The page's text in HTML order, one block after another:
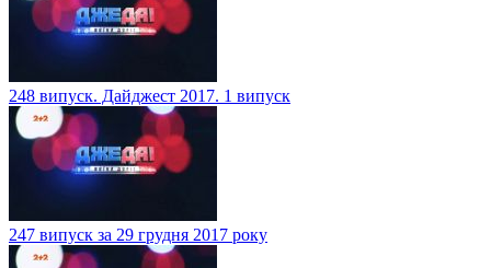
248 випуск. Дайджест 2017. 1 випуск
247 випуск за 29 грудня 2017 року